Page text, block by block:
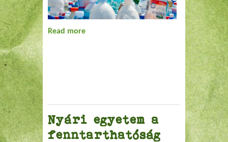
Read more about NAPKOLLEKTOR PET-PALACKBÓL
Nyári egyetem a
fenntarthatóság